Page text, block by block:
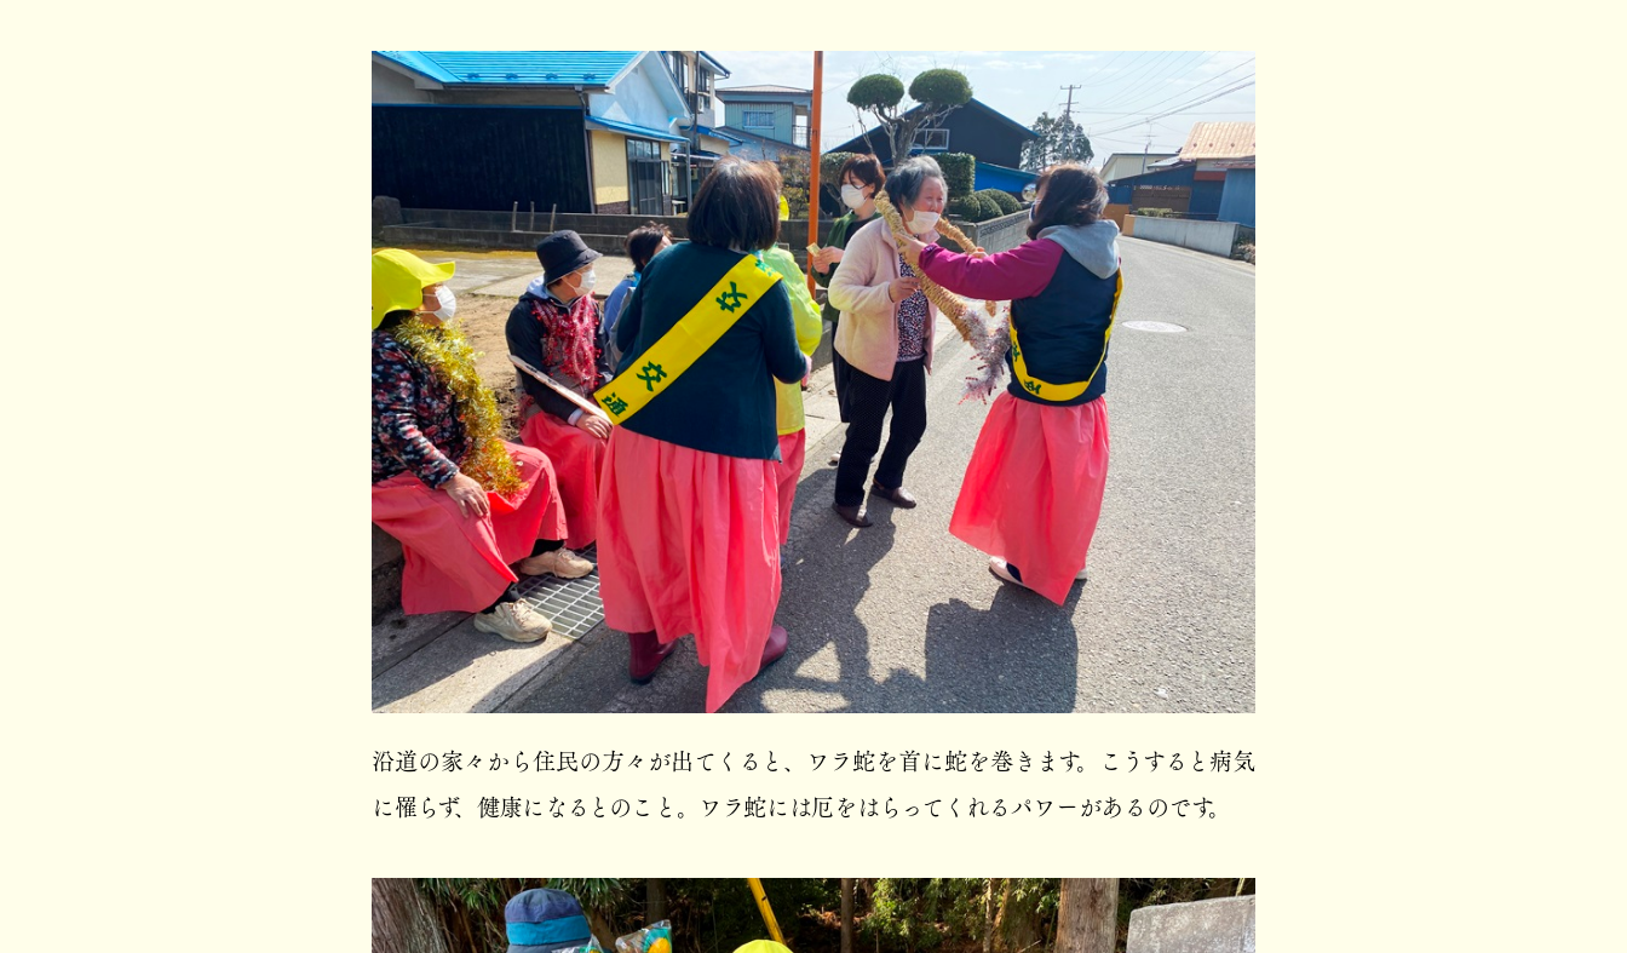
沿道の家々から住民の方々が出てくると、ワラ蛇を首に蛇を巻きます。こうすると病気
に罹らず、健康になるとのこと。ワラ蛇には厄をはらってくれるパワーがあるのです。